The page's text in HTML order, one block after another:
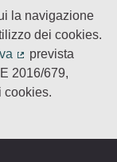
la navigazione
dei cookies.
(Collegamento
prevista
2016/679,
cookies.